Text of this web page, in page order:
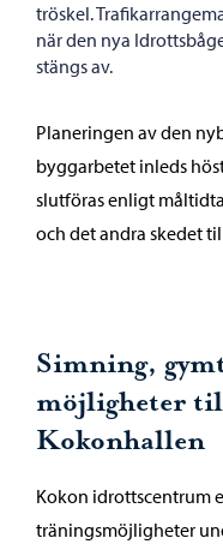
tröskel.
när den nya
stängs av.
Planeringen av den
byggarbetet inleds
slutföras enligt
och det andra skedet
Simning,
möjligheter
Kokonhallen
Kokon idrottscentrum
träningsmöjligheter